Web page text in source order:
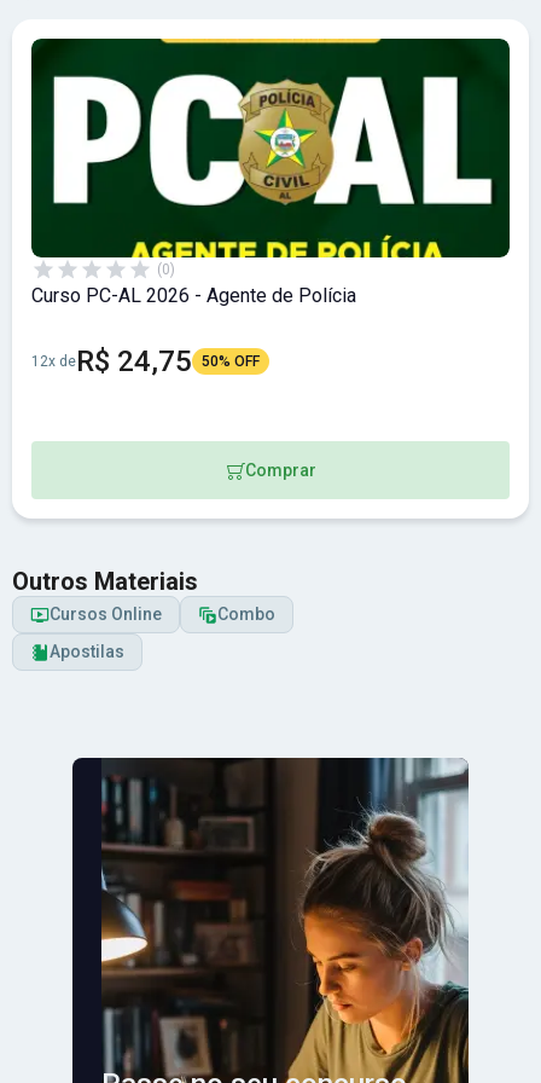
(0)
Curso PC-AL 2026 - Agente de Polícia
12x deR$ 24,75 50% OFF
Comprar
Outros Materiais
Cursos Online
Combo
Apostilas